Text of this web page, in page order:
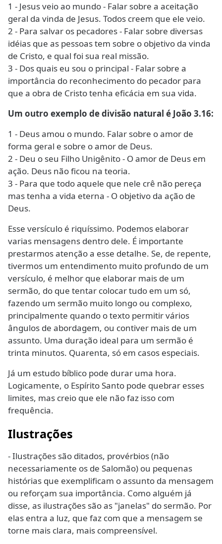
1 - Jesus veio ao mundo - Falar sobre a aceitação
geral da vinda de Jesus. Todos creem que ele veio.
2 - Para salvar os pecadores - Falar sobre diversas
idéias que as pessoas tem sobre o objetivo da vinda
de Cristo, e qual foi sua real missão.
3 - Dos quais eu sou o principal - Falar sobre a
importância do reconhecimento do pecador para
que a obra de Cristo tenha eficácia em sua vida.
Um outro exemplo de divisão natural é João 3.16:
1 - Deus amou o mundo. Falar sobre o amor de
forma geral e sobre o amor de Deus.
2 - Deu o seu Filho Unigênito - O amor de Deus em
ação. Deus não ficou na teoria.
3 - Para que todo aquele que nele crê não pereça
mas tenha a vida eterna - O objetivo da ação de
Deus.
Esse versículo é riquíssimo. Podemos elaborar
varias mensagens dentro dele. É importante
prestarmos atenção a esse detalhe. Se, de repente,
tivermos um entendimento muito profundo de um
versículo, é melhor que elaborar mais de um
sermão, do que tentar colocar tudo em um só,
fazendo um sermão muito longo ou complexo,
principalmente quando o texto permitir vários
ângulos de abordagem, ou contiver mais de um
assunto. Uma duração ideal para um sermão é
trinta minutos. Quarenta, só em casos especiais.
Já um estudo bíblico pode durar uma hora.
Logicamente, o Espírito Santo pode quebrar esses
limites, mas creio que ele não faz isso com
frequência.
Ilustrações
- Ilustrações são ditados, provérbios (não
necessariamente os de Salomão) ou pequenas
histórias que exemplificam o assunto da mensagem
ou reforçam sua importância. Como alguém já
disse, as ilustrações são as "janelas" do sermão. Por
elas entra a luz, que faz com que a mensagem se
torne mais clara, mais compreensível.